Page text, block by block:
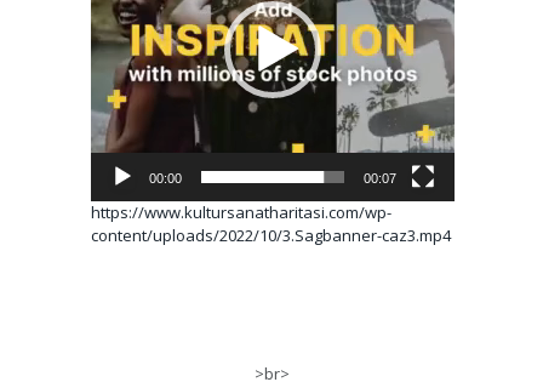
00:00 00:07
https://www.kultursanatharitasi.com/wp-
content/uploads/2022/10/3.Sagbanner-caz3.mp4
>br>